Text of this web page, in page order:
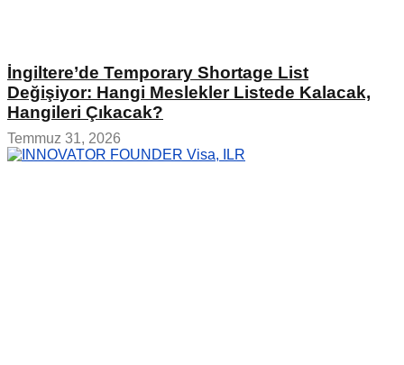
İngiltere’de Temporary Shortage List
Değişiyor: Hangi Meslekler Listede Kalacak,
Hangileri Çıkacak?
Temmuz 31, 2026